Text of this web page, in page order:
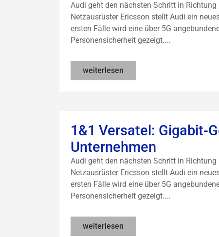
Audi geht den nächsten Schritt in
Netzausrüster Ericsson stellt Audi ein
ersten Fälle wird eine über 5G
Personensicherheit gezeigt....
weiterlesen
1&1 Versatel: Gigabit-
Unternehmen
Audi geht den nächsten Schritt in
Netzausrüster Ericsson stellt Audi ein
ersten Fälle wird eine über 5G
Personensicherheit gezeigt....
weiterlesen